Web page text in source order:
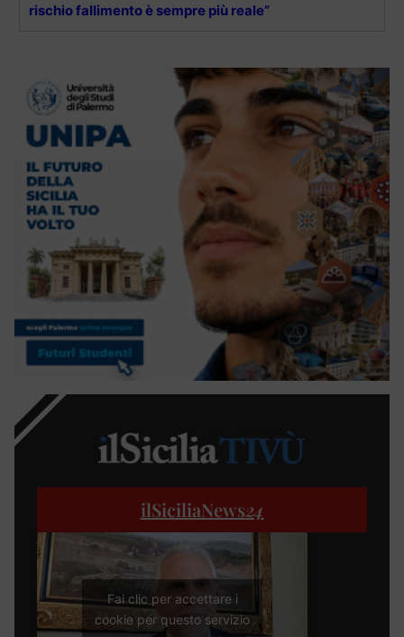
rischio fallimento è sempre più reale”
ilSiciliaNews24
Fai clic per accettare i
cookie per questo servizio